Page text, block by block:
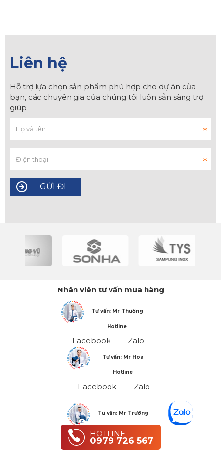
HOTLINE
0979 726 567
Liên hệ
Hỗ trợ lựa chọn sản phẩm phù hợp cho dự án của
bạn, các chuyên gia của chúng tôi luôn sẵn sàng trợ
giúp
Nhân viên tư vấn mua hàng
Tư vấn: Mr Thường
Hotline
Facebook Zalo
Tư vấn: Mr Hoa
Hotline
Facebook Zalo
Tư vấn: Mr Trường
Facebook Zalo